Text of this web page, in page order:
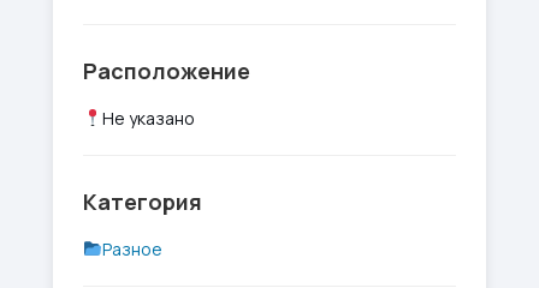
Расположение
Не указано
Категория
Разное